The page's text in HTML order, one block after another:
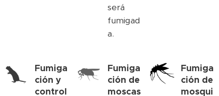
será
fumigad
a.
Fumiga
ción y
control
Fumiga
ción de
moscas
Fumiga
ción de
mosqui